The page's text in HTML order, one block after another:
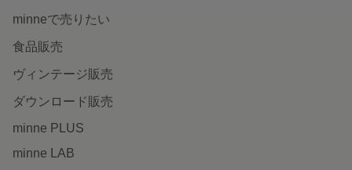
minneで売りたい
食品販売
ヴィンテージ販売
ダウンロード販売
minne PLUS
minne LAB